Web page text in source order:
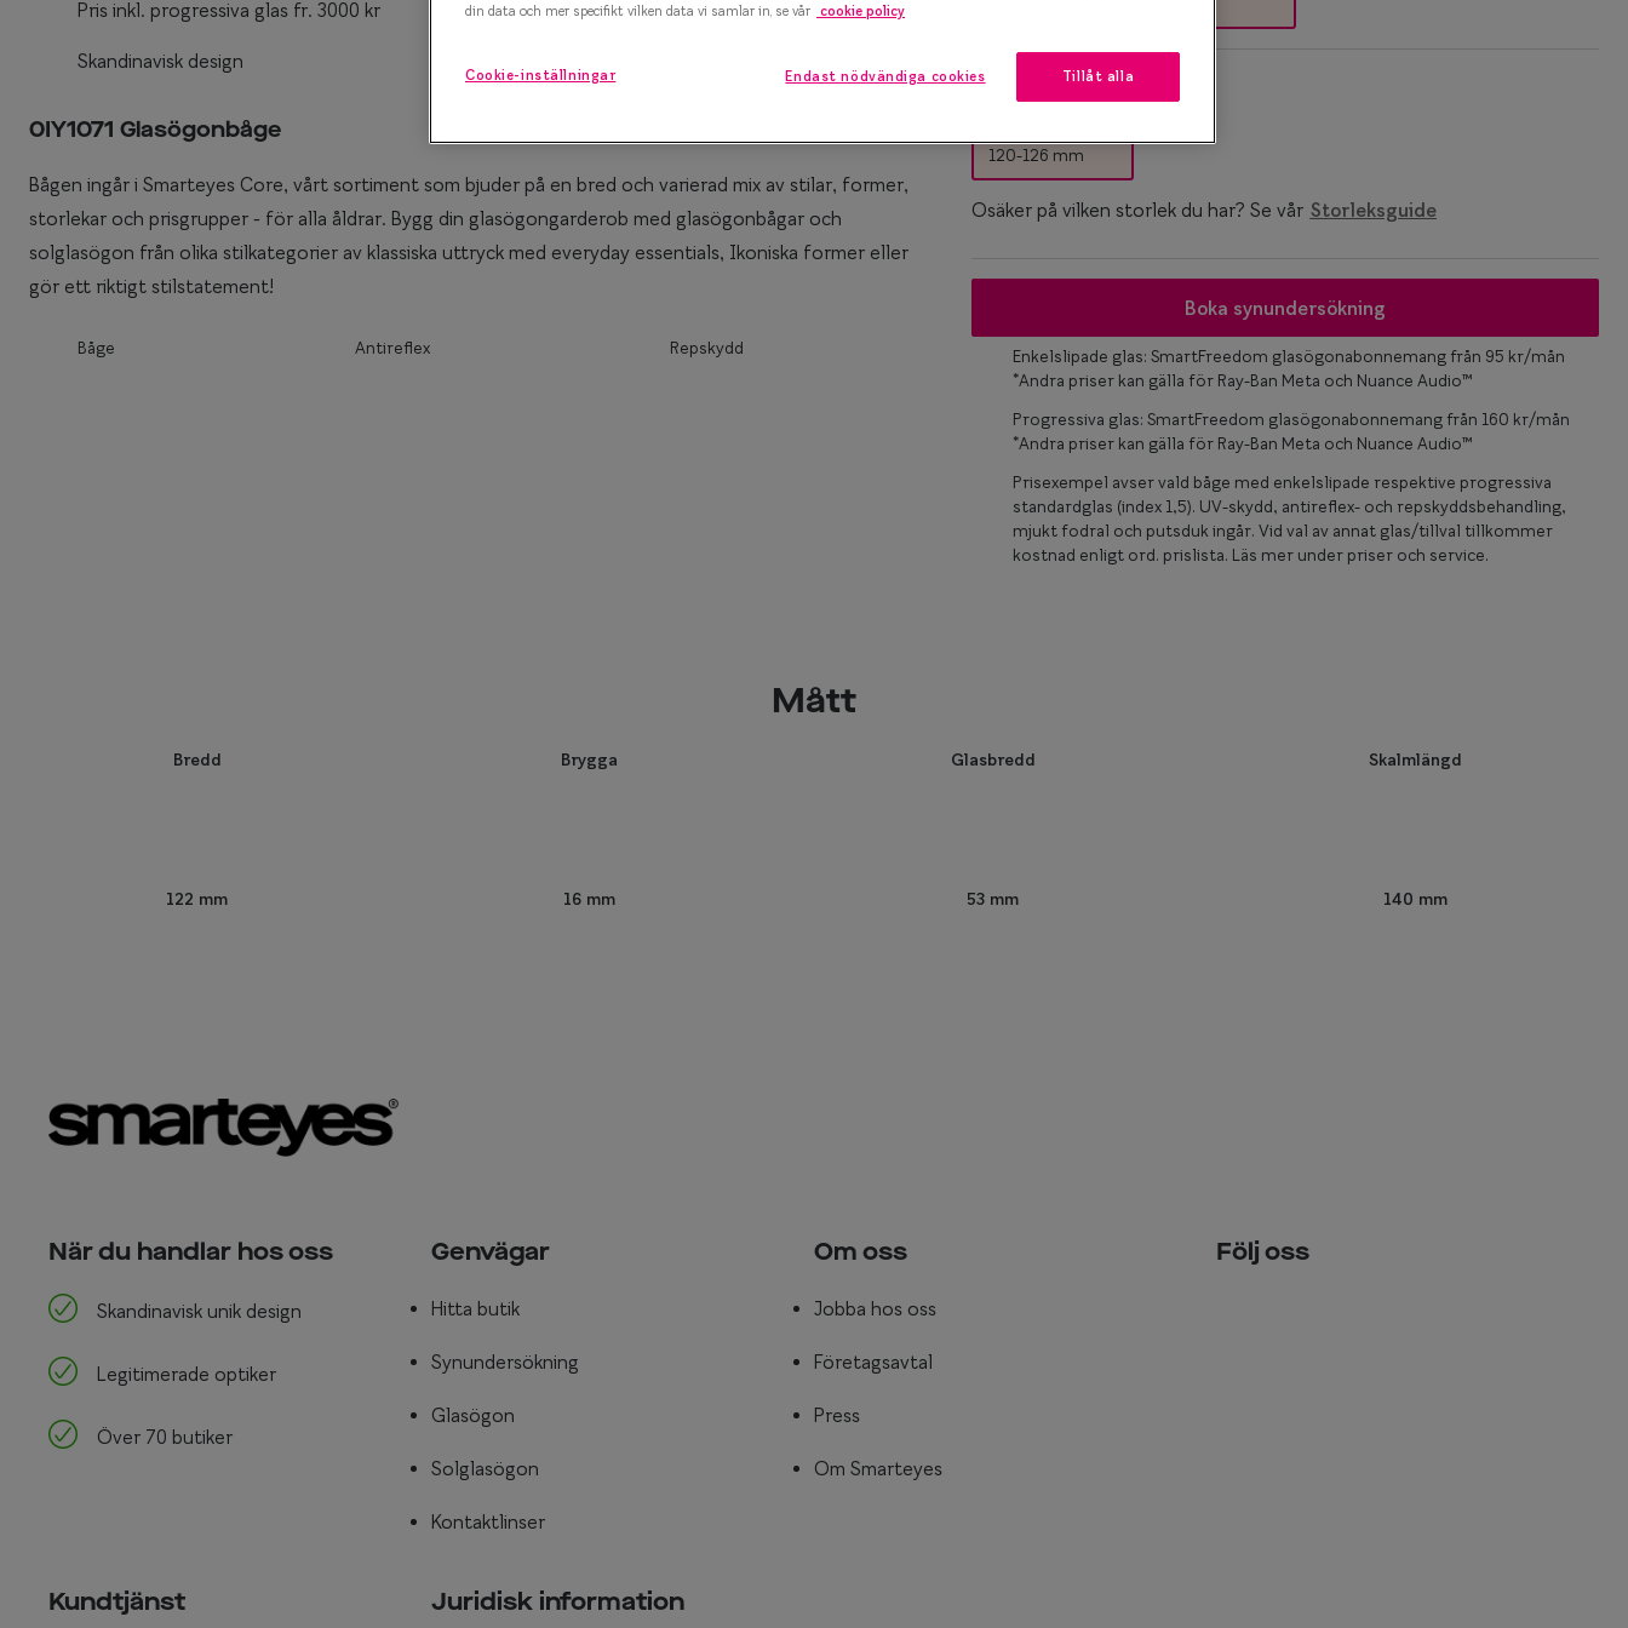
Oscar Jacobson x Smarteyes
Bågstorlek
120-126 mm
Osäker på vilken storlek du har? Se vår Storleksguide
Boka synundersökning
Enkelslipade glas: SmartFreedom glasögonabonnemang från 95 kr/mån
*Andra priser kan gälla för Ray-Ban Meta och Nuance Audio™
Progressiva glas: SmartFreedom glasögonabonnemang från 160 kr/mån
*Andra priser kan gälla för Ray-Ban Meta och Nuance Audio™
Prisexempel avser vald båge med enkelslipade respektive progressiva
standardglas (index 1,5). UV-skydd, antireflex- och repskyddsbehandling,
mjukt fodral och putsduk ingår. Vid val av annat glas/tillval tillkommer
kostnad enligt ord. prislista. Läs mer under priser och service.
Pris inkl. progressiva glas fr. 3000 kr
Skandinavisk design
0IY1071 Glasögonbåge
Bågen ingår i Smarteyes Core, vårt sortiment som bjuder på en bred och varierad mix av stilar, former,
storlekar och prisgrupper - för alla åldrar. Bygg din glasögongarderob med glasögonbågar och
solglasögon från olika stilkategorier av klassiska uttryck med everyday essentials, Ikoniska former eller
gör ett riktigt stilstatement!
Båge Antireflex Repskydd
Mått
Bredd
122 mm
Brygga
16 mm
Glasbredd
53 mm
Skalmlängd
140 mm
När du handlar hos oss
Skandinavisk unik design
Legitimerade optiker
Över 70 butiker
Genvägar
Hitta butik
Synundersökning
Glasögon
Solglasögon
Kontaktlinser
Om oss
Jobba hos oss
Företagsavtal
Press
Om Smarteyes
Kundtjänst Juridisk information
Följ oss
din data och mer specifikt vilken data vi samlar in, se vår cookie policy
Cookie-inställningar Endast nödvändiga cookies Tillåt alla